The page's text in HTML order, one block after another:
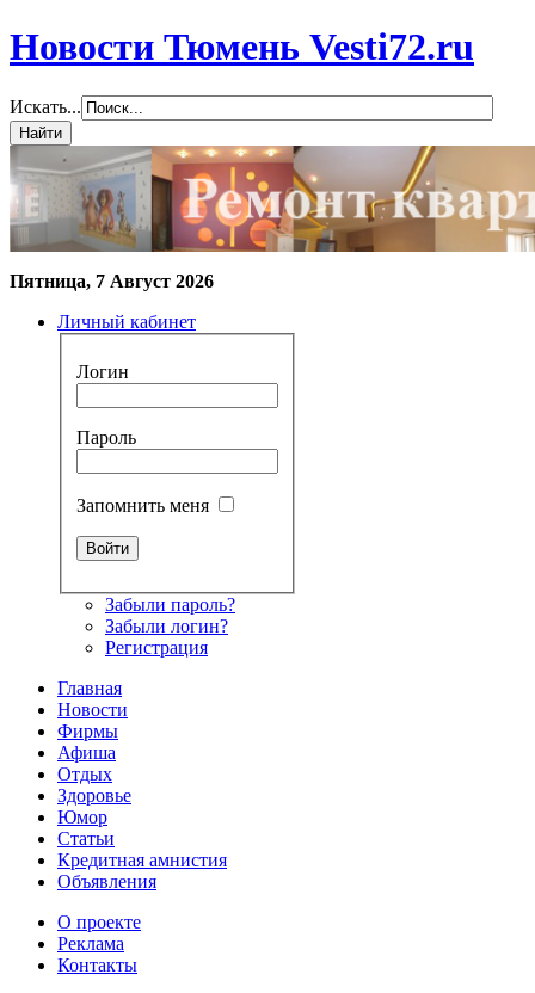
Новости Тюмень Vesti72.ru
Искать...
Пятница, 7 Август 2026
Личный кабинет
Логин
Пароль
Запомнить меня
Забыли пароль?
Забыли логин?
Регистрация
Главная
Новости
Фирмы
Афиша
Отдых
Здоровье
Юмор
Статьи
Кредитная амнистия
Объявления
О проекте
Реклама
Контакты